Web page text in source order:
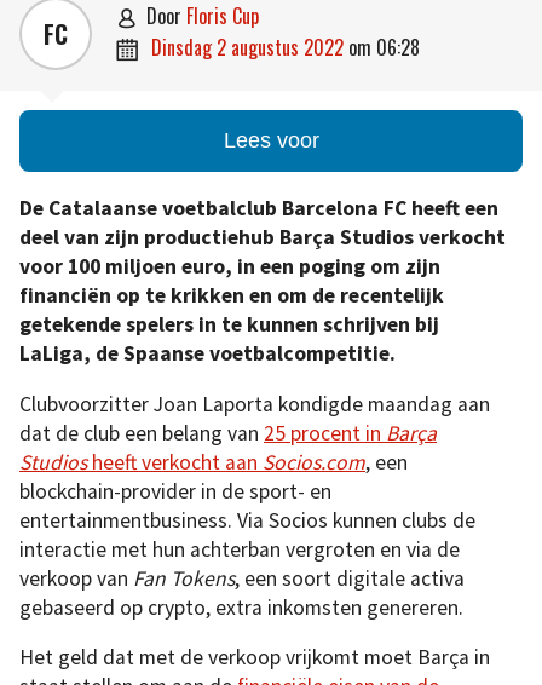
FC  door Floris Cup
 dinsdag 2 augustus 2022 om 06:28
Lees voor
De Catalaanse voetbalclub Barcelona FC heeft een
deel van zijn productiehub Barça Studios verkocht
voor 100 miljoen euro, in een poging om zijn
financiën op te krikken en om de recentelijk
getekende spelers in te kunnen schrijven bij
LaLiga, de Spaanse voetbalcompetitie.
Clubvoorzitter Joan Laporta kondigde maandag aan
dat de club een belang van 25 procent in Barça
Studiosheeft verkocht aan Socios.com, een
blockchain-provider in de sport- en
entertainmentbusiness. Via Socios kunnen clubs de
interactie met hun achterban vergroten en via de
verkoop van Fan Tokens, een soort digitale activa
gebaseerd op crypto, extra inkomsten genereren.
Het geld dat met de verkoop vrijkomt moet Barça in